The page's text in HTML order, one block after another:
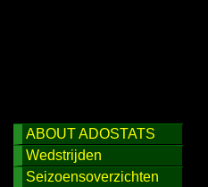
ABOUT ADOSTATS
Wedstrijden
Seizoensoverzichten